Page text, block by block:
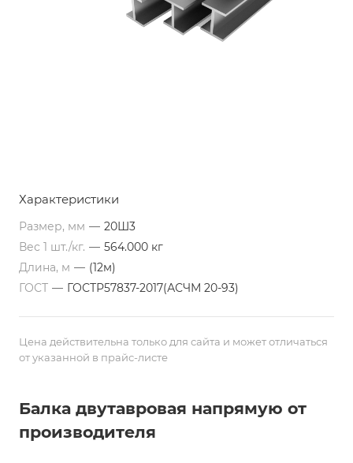
Характеристики
Размер, мм — 20Ш3
Вес 1 шт./кг. — 564.000 кг
Длина, м — (12м)
ГОСТ — ГОСТР57837-2017(АСЧМ 20-93)
Цена действительна только для сайта и может отличаться
от указанной в прайс-листе
Балка двутавровая напрямую от
производителя